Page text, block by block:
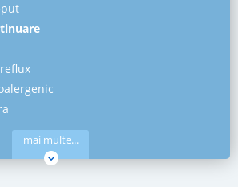
mai multe...